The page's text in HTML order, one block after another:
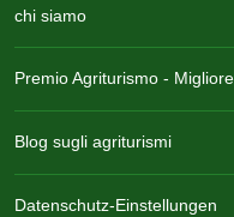
chi siamo
Premio Agriturismo -
Blog sugli agriturismi
Datenschutz-Einstellungen